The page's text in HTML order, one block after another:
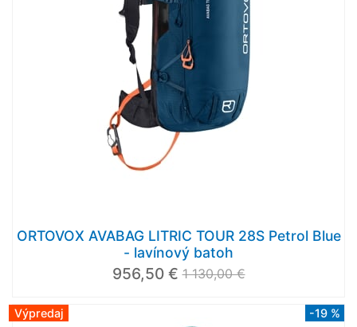
ORTOVOX AVABAG LITRIC TOUR 28S Petrol Blue
- lavínový batoh
956,50 € 1 130,00 €
Výpredaj -19 %